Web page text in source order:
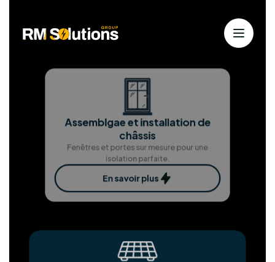
Nos services
Solutions solaires personnalisées
pour
une énergie durable
durable. Animés par la passion des solutions
propres et notre dévouement envers nos clients,